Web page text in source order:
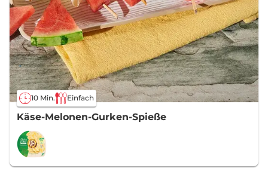
10 Min. Einfach
Käse-Melonen-Gurken-Spieße